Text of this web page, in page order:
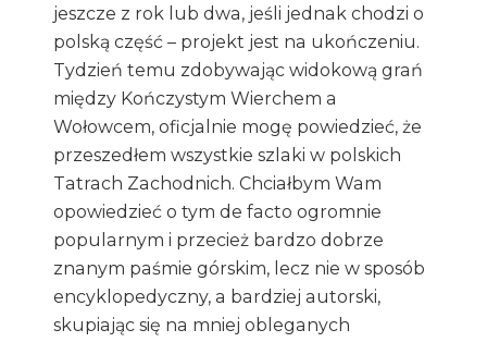
jeszcze z rok lub dwa, jeśli jednak chodzi o
polską część – projekt jest na ukończeniu.
Tydzień temu zdobywając widokową grań
między Kończystym Wierchem a
Wołowcem, oficjalnie mogę powiedzieć, że
przeszedłem wszystkie szlaki w polskich
Tatrach Zachodnich. Chciałbym Wam
opowiedzieć o tym de facto ogromnie
popularnym i przecież bardzo dobrze
znanym paśmie górskim, lecz nie w sposób
encyklopedyczny, a bardziej autorski,
skupiając się na mniej obleganych